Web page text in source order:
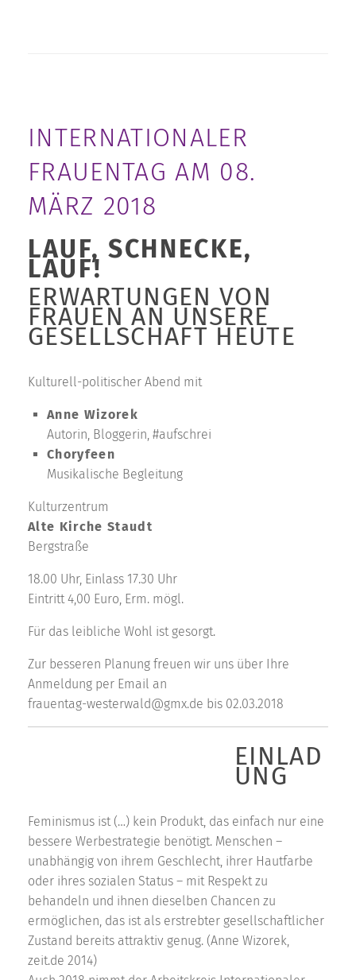
INTERNATIONALER
FRAUENTAG AM 08.
MÄRZ 2018
LAUF, SCHNECKE,
LAUF!
ERWARTUNGEN VON
FRAUEN AN UNSERE
GESELLSCHAFT HEUTE
Kulturell-politischer Abend mit
Anne Wizorek
Autorin, Bloggerin, #aufschrei
Choryfeen
Musikalische Begleitung
Kulturzentrum
Alte Kirche Staudt
Bergstraße
18.00 Uhr, Einlass 17.30 Uhr
Eintritt 4,00 Euro, Erm. mögl.
Für das leibliche Wohl ist gesorgt.
Zur besseren Planung freuen wir uns über Ihre
Anmeldung per Email an
frauentag-westerwald@gmx.de bis 02.03.2018
EINLAD
UNG
Feminismus ist (…) kein Produkt, das einfach nur eine
bessere Werbestrategie benötigt. Menschen –
unabhängig von ihrem Geschlecht, ihrer Hautfarbe
oder ihres sozialen Status – mit Respekt zu
behandeln und ihnen dieselben Chancen zu
ermöglichen, das ist als erstrebter gesellschaftlicher
Zustand bereits attraktiv genug. (Anne Wizorek,
zeit.de 2014)